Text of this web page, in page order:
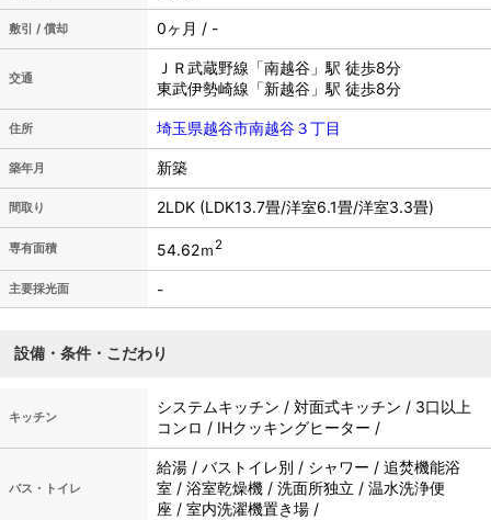
敷引 / 償却 0ヶ月 / -
交通
ＪＲ武蔵野線「南越谷」駅 徒歩8分
東武伊勢崎線「新越谷」駅 徒歩8分
住所 埼玉県越谷市南越谷３丁目
築年月 新築
間取り 2LDK (LDK13.7畳/洋室6.1畳/洋室3.3畳)
専有面積 54.62ｍ2
主要採光面 -
設備・条件・こだわり
キッチン
システムキッチン / 対面式キッチン / 3口以上
コンロ / IHクッキングヒーター /
バス・トイレ
給湯 / バストイレ別 / シャワー / 追焚機能浴
室 / 浴室乾燥機 / 洗面所独立 / 温水洗浄便
座 / 室内洗濯機置き場 /